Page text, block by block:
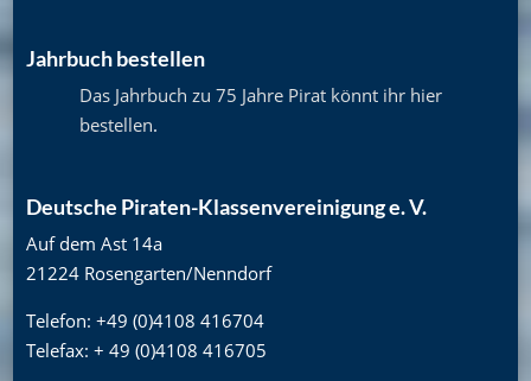
Jahrbuch bestellen
Das Jahrbuch zu 75 Jahre Pirat könnt ihr hier
bestellen.
Deutsche Piraten-Klassenvereinigung e. V.
Auf dem Ast 14a
21224 Rosengarten/Nenndorf
Telefon: +49 (0)4108 416704
Telefax: + 49 (0)4108 416705